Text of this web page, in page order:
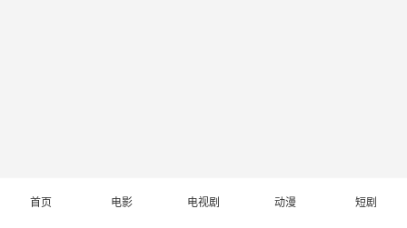
首页 电影 电视剧 动漫 短剧